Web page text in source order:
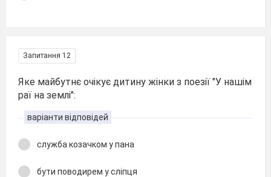
Запитання 12
Яке майбутнє очікує дитину жінки з поезії "У нашім
раї на землі":
варіанти відповідей
служба козачком у пана
бути поводирем у сліпця